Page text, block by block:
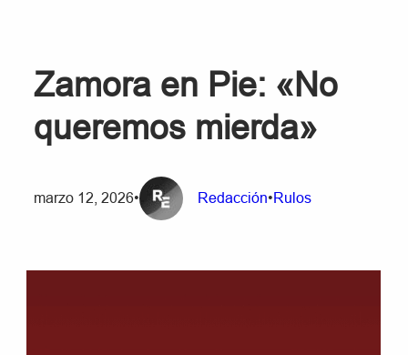
Zamora en Pie: «No
queremos mierda»
marzo 12, 2026• Redacción•Rulos